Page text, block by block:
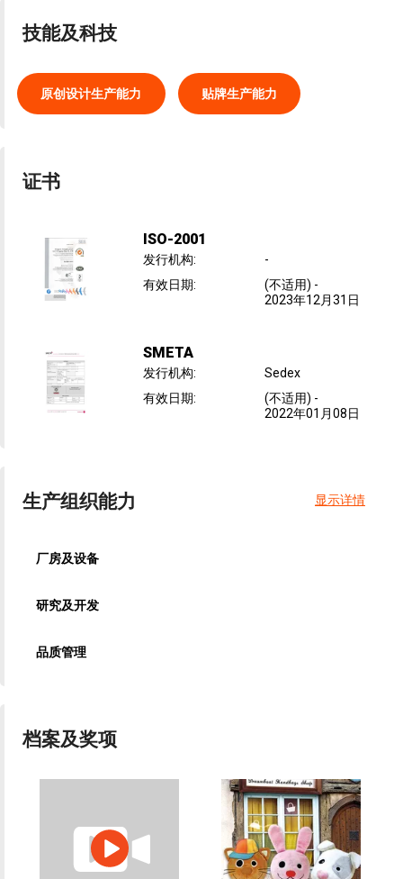
技能及科技
原创设计生产能力 贴牌生产能力
证书
ISO-2001
发行机构:
-
有效日期: (不适用) -
2023年12月31日
SMETA
发行机构:
Sedex
有效日期: (不适用) -
2022年01月08日
生产组织能力 显示详情
厂房及设备
研究及开发
品质管理
档案及奖项